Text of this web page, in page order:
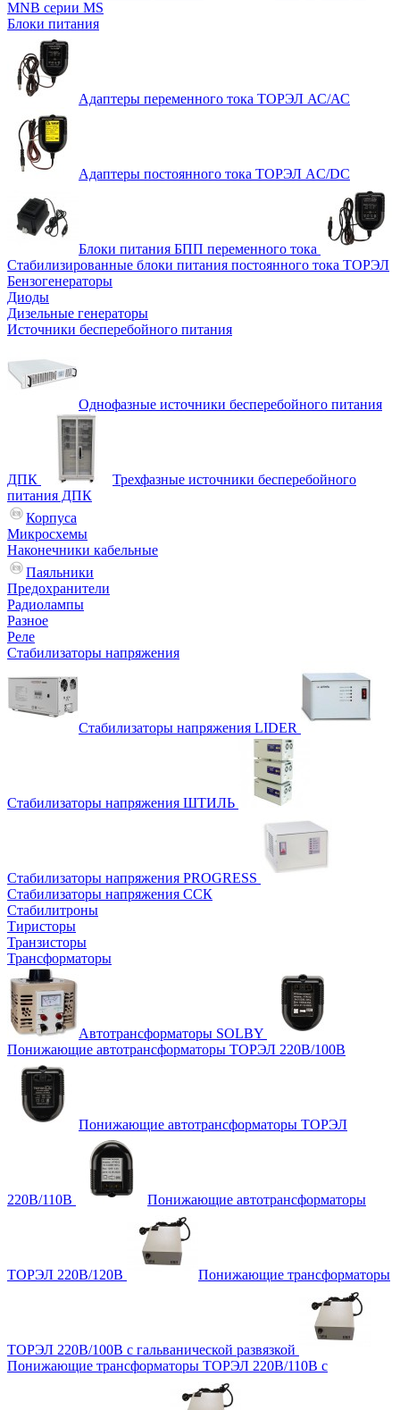
MNB серии MS
Блоки питания
Адаптеры переменного тока ТОРЭЛ АС/АС
Адаптеры постоянного тока ТОРЭЛ AC/DC
Блоки питания БПП переменного тока
Стабилизированные блоки питания постоянного тока ТОРЭЛ
Бензогенераторы
Диоды
Дизельные генераторы
Источники бесперебойного питания
Однофазные источники бесперебойного питания
ДПК
Трехфазные источники бесперебойного
питания ДПК
Корпуса
Микросхемы
Наконечники кабельные
Паяльники
Предохранители
Радиолампы
Разное
Реле
Стабилизаторы напряжения
Стабилизаторы напряжения LIDER
Стабилизаторы напряжения ШТИЛЬ
Стабилизаторы напряжения PROGRESS
Стабилизаторы напряжения ССК
Стабилитроны
Тиристоры
Транзисторы
Трансформаторы
Автотрансформаторы SOLBY
Понижающие автотрансформаторы ТОРЭЛ 220В/100В
Понижающие автотрансформаторы ТОРЭЛ
220В/110В Понижающие автотрансформаторы
ТОРЭЛ 220В/120В Понижающие трансформаторы
ТОРЭЛ 220В/100В с гальванической развязкой
Понижающие трансформаторы ТОРЭЛ 220В/110В с